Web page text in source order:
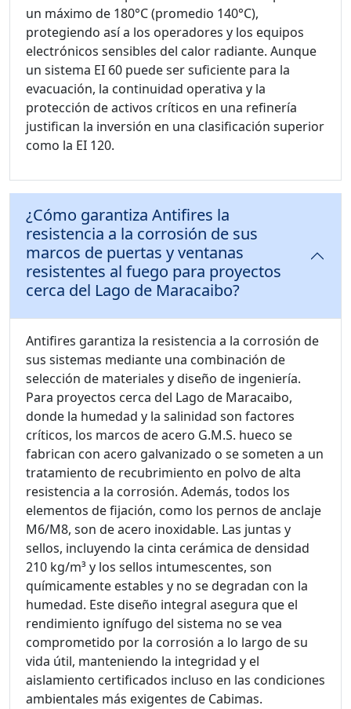
un máximo de 180°C (promedio 140°C),
protegiendo así a los operadores y los equipos
electrónicos sensibles del calor radiante. Aunque
un sistema EI 60 puede ser suficiente para la
evacuación, la continuidad operativa y la
protección de activos críticos en una refinería
justifican la inversión en una clasificación superior
como la EI 120.
¿Cómo garantiza Antifires la
resistencia a la corrosión de sus
marcos de puertas y ventanas
resistentes al fuego para proyectos
cerca del Lago de Maracaibo?
Antifires garantiza la resistencia a la corrosión de
sus sistemas mediante una combinación de
selección de materiales y diseño de ingeniería.
Para proyectos cerca del Lago de Maracaibo,
donde la humedad y la salinidad son factores
críticos, los marcos de acero G.M.S. hueco se
fabrican con acero galvanizado o se someten a un
tratamiento de recubrimiento en polvo de alta
resistencia a la corrosión. Además, todos los
elementos de fijación, como los pernos de anclaje
M6/M8, son de acero inoxidable. Las juntas y
sellos, incluyendo la cinta cerámica de densidad
210 kg/m³ y los sellos intumescentes, son
químicamente estables y no se degradan con la
humedad. Este diseño integral asegura que el
rendimiento ignífugo del sistema no se vea
comprometido por la corrosión a lo largo de su
vida útil, manteniendo la integridad y el
aislamiento certificados incluso en las condiciones
ambientales más exigentes de Cabimas.